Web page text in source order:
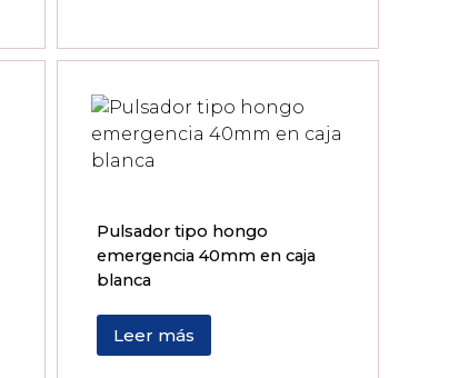
Pulsador tipo hongo
emergencia 40mm en caja
blanca
Leer más